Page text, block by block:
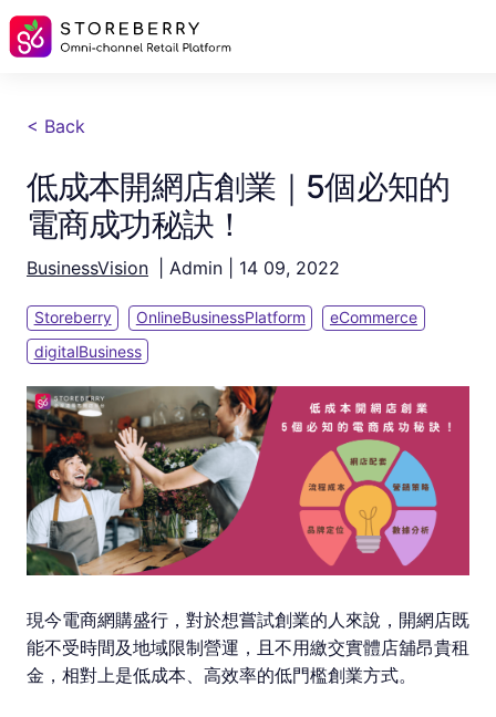
< Back
低成本開網店創業｜5個必知的
電商成功秘訣！
BusinessVision Admin 14 09, 2022
Storeberry OnlineBusinessPlatform
eCommerce
digitalBusiness
現今電商網購盛行，對於想嘗試創業的人來說，開網店既
能不受時間及地域限制營運，且不用繳交實體店舖昂貴租
金，相對上是低成本、高效率的低門檻創業方式。